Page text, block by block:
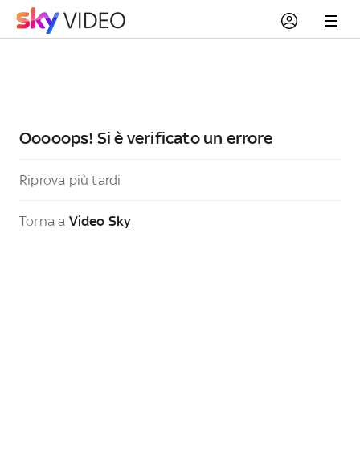
Ooooops! Si è verificato un errore
Riprova più tardi
Torna a Video Sky